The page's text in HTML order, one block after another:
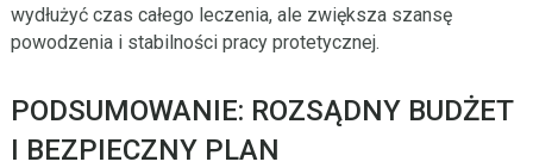
wydłużyć czas całego leczenia, ale zwiększa szansę
powodzenia i stabilności pracy protetycznej.
PODSUMOWANIE: ROZSĄDNY BUDŻET
I BEZPIECZNY PLAN